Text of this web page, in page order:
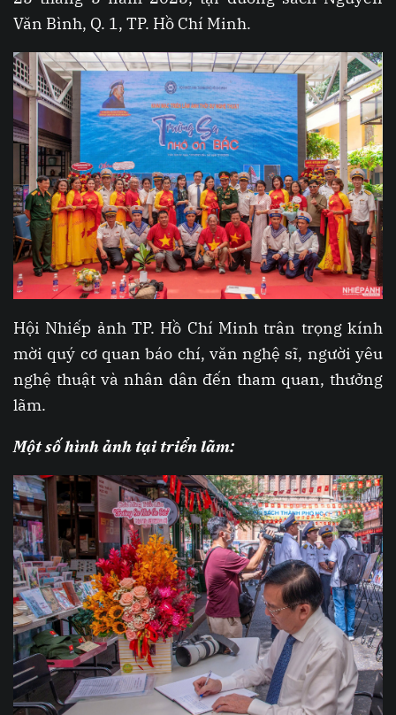
Văn Bình, Q. 1, TP. Hồ Chí Minh.
Hội Nhiếp ảnh TP. Hồ Chí Minh trân trọng kính
mời quý cơ quan báo chí, văn nghệ sĩ, người yêu
nghệ thuật và nhân dân đến tham quan, thưởng
lãm.
Một số hình ảnh tại triển lãm: